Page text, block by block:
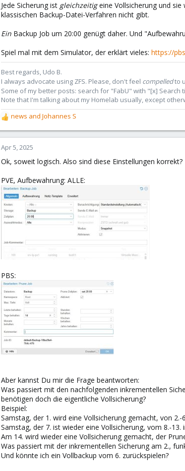
Jede Sicherung ist gleichzeitigeine Vollsicherung und sie
klassischen Backup-Datei-Verfahren nicht gibt.
Ein Backup Job um 20:00 genügt daher. Und
Spiel mal mit dem Simulator, der erklärt vieles: https://
Best regards, Udo B.
I always advocate using ZFS. Please, don't feel compelledto
Some of my better posts: search for "FabU" with "[x] Search
Note that I'm talking about my Homelab usually, except
R
e
a
c
i
n
s
:
news and Johannes S
Apr 5, 2025
Ok, soweit logisch. Also sind diese Einstellungen korrekt?
PVE, Aufbewahrung: ALLE:
PBS:
Aber kannst Du mir die Frage beantworten:
Was passiert mit den nachfolgenden inkrementellen
benötigen doch die eigentliche Vollsicherung?
Beispiel:
Samstag, der 1. wird eine Vollsicherung gemacht, von 2.-
Samstag, der 7. ist wieder eine Vollsicherung, vom 8.-13.
Am 14. wird wieder eine Vollsicherung gemacht, der
Was passiert mit der inkrementellen Sicherung am 2.,
Und könnte ich ein Vollbackup vom 6. zurückspielen?